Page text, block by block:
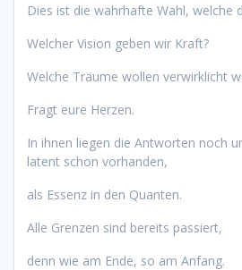
Dies ist die wahrhafte Wahl, welche
Welcher Vision geben wir Kraft?
Welche Träume wollen verwirklicht
Fragt eure Herzen.
In ihnen liegen die Antworten noch
latent schon vorhanden,
als Essenz in den Quanten.
Alle Grenzen sind bereits passiert,
denn wie am Ende, so am Anfang.